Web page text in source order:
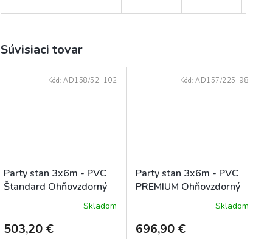
Súvisiaci tovar
Party stan 3x6m - PVC
Štandard Ohňovzdorný
Skladom
503,20 €
Kód: AD158/52_102
Party stan 3x6m - PVC
PREMIUM Ohňovzdorný
Skladom
696,90 €
Kód: AD157/225_98